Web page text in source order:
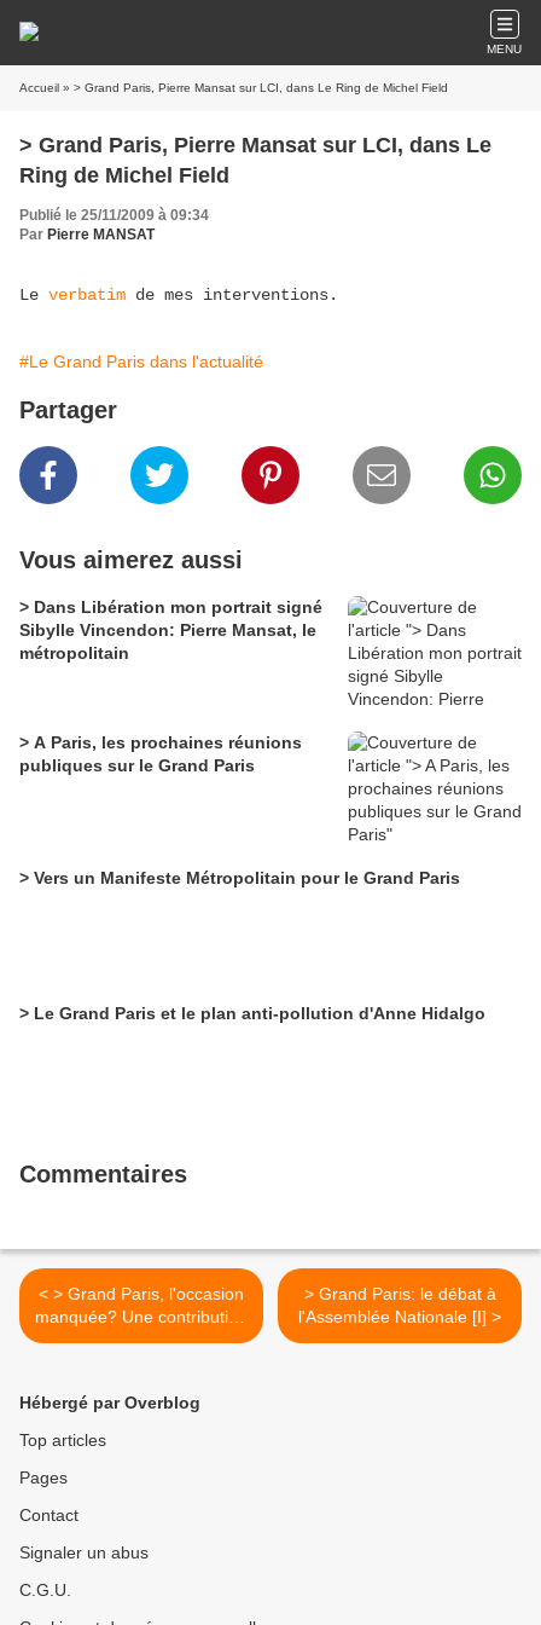
MENU
Accueil » > Grand Paris, Pierre Mansat sur LCI, dans Le Ring de Michel Field
> Grand Paris, Pierre Mansat sur LCI, dans Le
Ring de Michel Field
Publié le 25/11/2009 à 09:34
Par Pierre MANSAT
Le verbatim de mes interventions.
#Le Grand Paris dans l'actualité
Partager
Vous aimerez aussi
> Dans Libération mon portrait signé
Sibylle Vincendon: Pierre Mansat, le
métropolitain
> A Paris, les prochaines réunions
publiques sur le Grand Paris
> Vers un Manifeste Métropolitain pour le Grand Paris
> Le Grand Paris et le plan anti-pollution d'Anne Hidalgo
Commentaires
< > Grand Paris, l'occasion
manquée? Une contribution
de F. Gilli dans Le Monde
> Grand Paris: le débat à
l'Assemblée Nationale [I] >
Hébergé par Overblog
Top articles
Pages
Contact
Signaler un abus
C.G.U.